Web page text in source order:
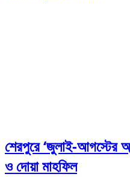
শেরপুরে ‘জুলাই-আগস্টের
ও দোয়া মাহফিল